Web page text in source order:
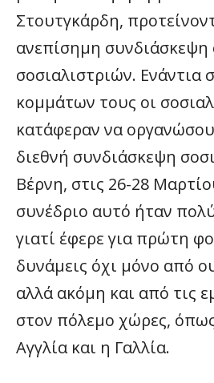
Στουτγκάρδη,
ανεπίσημη συνδιάσκεψη
σοσιαλιστριών. Ενάντια
κομμάτων τους οι
κατάφεραν να
διεθνή συνδιάσκεψη
Βέρνη, στις 26-28
συνέδριο αυτό ήταν
γιατί έφερε για πρώτη
δυνάμεις όχι μόνο από
αλλά ακόμη και από τις
στον πόλεμο χώρες,
Αγγλία και η Γαλλία.